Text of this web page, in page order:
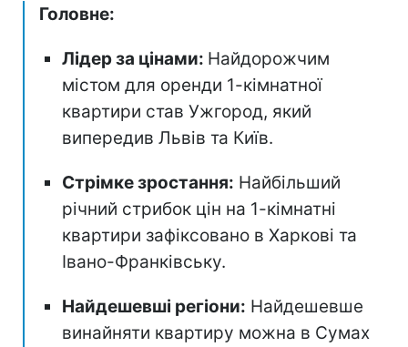
Головне:
Лідер за цінами: Найдорожчим
містом для оренди 1-кімнатної
квартири став Ужгород, який
випередив Львів та Київ.
Стрімке зростання: Найбільший
річний стрибок цін на 1-кімнатні
квартири зафіксовано в Харкові та
Івано-Франківську.
Найдешевші регіони: Найдешевше
винайняти квартиру можна в Сумах